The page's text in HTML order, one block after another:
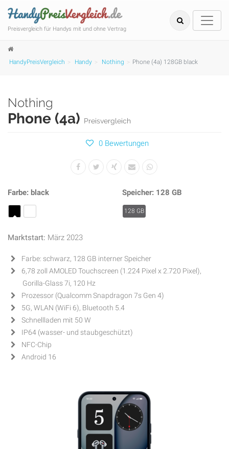
Preisvergleich für Handys mit und ohne Vertrag
HandyPreisVergleich Handy Nothing Phone (4a) 128GB black
Nothing
Phone (4a) Preisvergleich
0 Bewertungen
Farbe: black Speicher: 128 GB
128 GB
128 GB
Marktstart: März 2023
Farbe: schwarz, 128 GB interner Speicher
6,78 zoll AMOLED Touchscreen (1.224 Pixel x 2.720 Pixel),
Gorilla-Glass 7i, 120 Hz
Prozessor (Qualcomm Snapdragon 7s Gen 4)
5G, WLAN (WiFi 6), Bluetooth 5.4
Schnellladen mit 50 W
IP64 (wasser- und staubgeschützt)
NFC-Chip
Android 16